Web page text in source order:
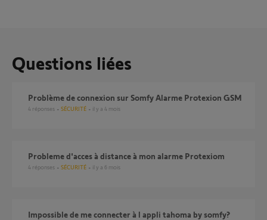
Questions liées
problème de connexion sur Somfy Alarme Protexion GSM
4 réponses SÉCURITÉ il y a 4 mois
Probleme d'acces à distance à mon alarme Protexiom
4 réponses SÉCURITÉ il y a 6 mois
Impossible de me connecter à l appli tahoma by somfy?